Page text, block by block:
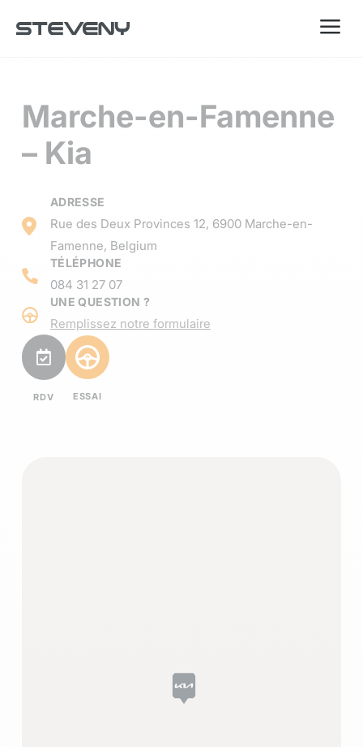
a
Marche-en-Famenne
– Kia
ADRESSE
Rue des Deux Provinces 12, 6900 Marche-en-
Famenne, Belgium
TÉLÉPHONE
084 31 27 07
UNE QUESTION ?
Remplissez notre formulaire
